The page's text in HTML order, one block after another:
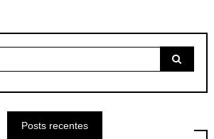
Posts recentes